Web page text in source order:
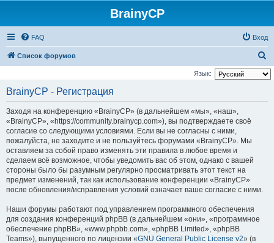
BrainyCP
FAQ Вход
Список форумов
о
Язык:
BrainyCP - Регистрация
Заходя на конференцию «BrainyCP» (в дальнейшем «мы», «наш»,
«BrainyCP», «https://community.brainycp.com»), вы подтверждаете своё
согласие со следующими условиями. Если вы не согласны с ними,
пожалуйста, не заходите и не пользуйтесь форумами «BrainyCP». Мы
оставляем за собой право изменять эти правила в любое время и
сделаем всё возможное, чтобы уведомить вас об этом, однако с вашей
стороны было бы разумным регулярно просматривать этот текст на
предмет изменений, так как использование конференции «BrainyCP»
после обновления/исправления условий означает ваше согласие с ними.
Наши форумы работают под управлением программного обеспечения
для создания конференций phpBB (в дальнейшем «они», «программное
обеспечение phpBB», «www.phpbb.com», «phpBB Limited», «phpBB
Teams»), выпущенного по лицензии «GNU General Public License v2» (в